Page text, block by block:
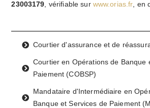
23003179, vérifiable sur www.orias.fr, en
Courtier d'assurance et de
Courtier en Opérations de Banque
Paiement (COBSP)
Mandataire d'Intermédiaire en
Banque et Services de Paiement